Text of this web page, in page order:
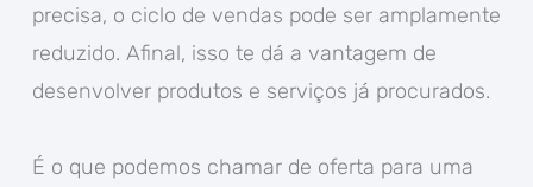
precisa, o ciclo de vendas pode ser amplamente
reduzido. Afinal, isso te dá a vantagem de
desenvolver produtos e serviços já procurados.
É o que podemos chamar de oferta para uma